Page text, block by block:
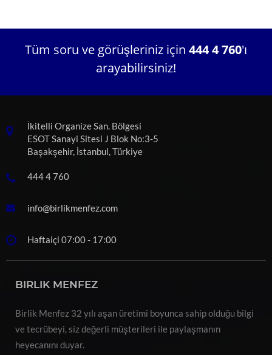
Tüm soru ve görüşleriniz için 444 4 760'ı
arayabilirsiniz!
İkitelli Organize San. Bölgesi
ESOT Sanayi Sitesi J Blok No:3-5
Başakşehir, İstanbul, Türkiye
444 4 760
info@birlikmenfez.com
Haftaiçi 07:00 - 17:00
BIRLIK MENFEZ
Birlik Menfez 32 yılı aşan üretimi boyunca sahip olduğu bilgi
ve tecrübeyi, siz değerli müşterileri ile paylaşmanın
heyecanını duyar.